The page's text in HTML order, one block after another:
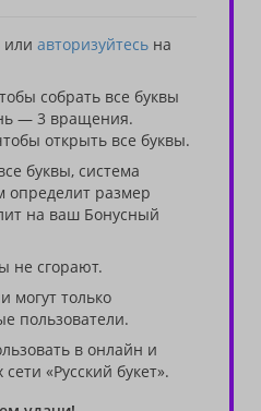
или авторизуйтесь на
собрать все буквы
— 3 вращения.
открыть все буквы.
буквы, система
определит размер
на ваш Бонусный
не сгорают.
могут только
пользователи.
в онлайн и
«Русский букет».